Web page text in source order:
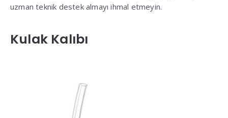
uzman teknik destek almayı ihmal etmeyin.
Kulak Kalıbı